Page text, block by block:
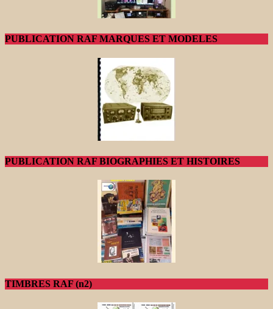
PUBLICATION RAF MARQUES ET MODELES
PUBLICATION RAF BIOGRAPHIES ET HISTOIRES
TIMBRES RAF (n2)